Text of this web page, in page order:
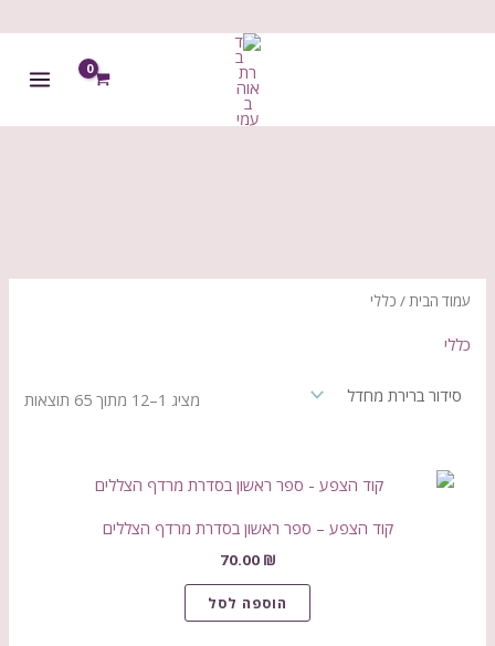
עמוד הבית/ כללי
כללי
מציג 1–12 מתוך 65 תוצאות
קוד הצפע – ספר ראשון בסדרת מרדף הצללים
70.00 ₪
הוספה לסל